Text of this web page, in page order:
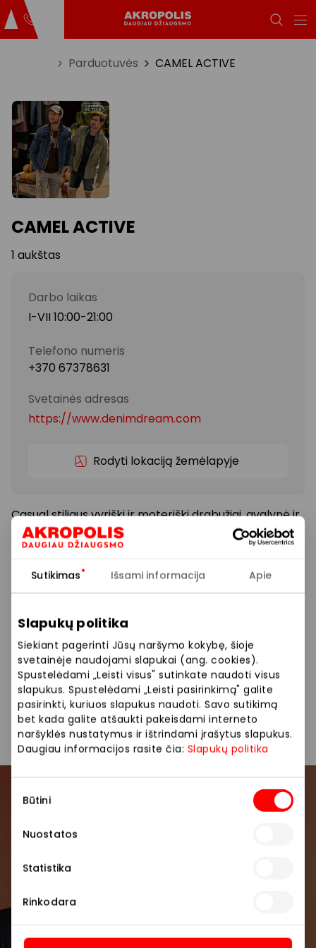
Sutikimas Išsami informacija Apie
Slapukų politika
Siekiant pagerinti Jūsų naršymo kokybę, šioje
svetainėje naudojami slapukai (ang. cookies).
Spustelėdami „Leisti visus" sutinkate naudoti visus
slapukus. Spustelėdami „Leisti pasirinkimą" galite
pasirinkti, kuriuos slapukus naudoti. Savo sutikimą
bet kada galite atšaukti pakeisdami interneto
naršyklės nustatymus ir ištrindami įrašytus slapukus.
Daugiau informacijos rasite čia: Slapukų politika
pasirinkimas
Būtini
Nuostatos
Statistika
Rinkodara
Parduotuvės CAMEL ACTIVE
CAMEL ACTIVE
1 aukštas
Darbo laikas
I-VII 10:00-21:00
Telefono numeris
+370 67378631
Svetainės adresas
https://www.denimdream.com
Rodyti lokaciją žemėlapyje
Casual stiliaus vyriški ir moteriški drabužiai, avalynė ir
aksesuarai. „Camel Active“ – prekės ženklas tiems,
kuriems patinka aktyvus gyvenimo būdas ir
nuotykiai. Sekantiems madą, bet jos aklai
nesivaikantiems, „Camel Active“ kolekcija siūlo
madingus, funkcionalius, universalius ir itin patogius
gaminius.
Siūlome platų prekių pasirinkimą: vyriškos striukės,
megztiniai, marškiniai, kelnės.
Drabužiai Parduotuvės
renginius ir naujausią informaciją iš AKROPOLIS